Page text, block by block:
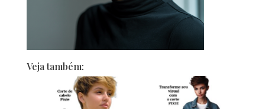
Veja também: